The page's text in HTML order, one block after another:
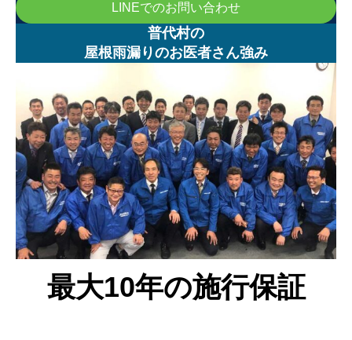
LINEでのお問い合わせ
普代村の
屋根雨漏りのお医者さん強み
最大10年の施行保証